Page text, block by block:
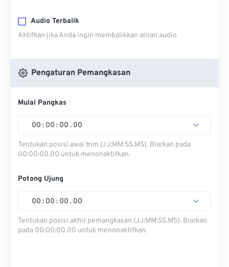
Audio Terbalik
Aktifkan jika Anda ingin membalikkan aliran audio
Pengaturan Pemangkasan
Mulai Pangkas
00 : 00 : 00 . 00
Tentukan posisi awal trim (JJ:MM:SS.MS). Biarkan pada
00:00:00.00 untuk menonaktifkan.
Potong Ujung
00 : 00 : 00 . 00
Tentukan posisi akhir pemangkasan (JJ:MM:SS.MS). Biarkan
pada 00:00:00.00 untuk menonaktifkan.